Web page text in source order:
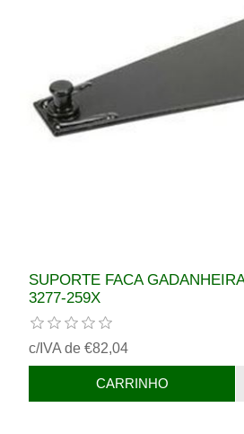
SUPORTE FACA
3277-259X
c/IVA de €82,04